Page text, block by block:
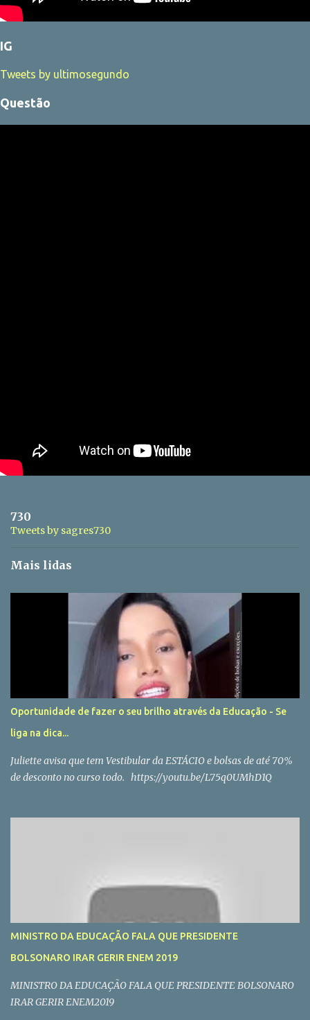
IG
Tweets by ultimosegundo
Questão
730
Tweets by sagres730
Mais lidas
Oportunidade de fazer o seu brilho através da Educação - Se
liga na dica...
Juliette avisa que tem Vestibular da ESTÁCIO e bolsas de até 70%
de desconto no curso todo. https://youtu.be/L75q0UMhD1Q
MINISTRO DA EDUCAÇÃO FALA QUE PRESIDENTE
BOLSONARO IRAR GERIR ENEM 2019
MINISTRO DA EDUCAÇÃO FALA QUE PRESIDENTE BOLSONARO
IRAR GERIR ENEM2019